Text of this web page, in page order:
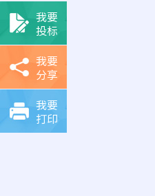
我要
投标
我要
分享
我要
打印